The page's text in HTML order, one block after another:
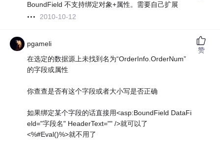
BoundField 不支持绑定对象+属性。需要自己扩展
2010-10-12
pgameli
在选定的数据源上未找到名为“OrderInfo.OrderNum”
的字段或属性
你查查是否有这个字段或者大小写是否正确
如果绑定某个字段的话直接用<asp:BoundField DataFi
eld="字段名" HeaderText="" />就可以了
<%#Eval()%>就不用了
赞